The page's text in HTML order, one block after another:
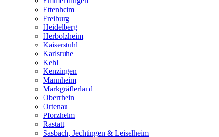
Ettenheim
Freiburg
Heidelberg
Herbolzheim
Kaiserstuhl
Karlsruhe
Kehl
Kenzingen
Mannheim
Markgräflerland
Oberrhein
Ortenau
Pforzheim
Rastatt
Sasbach, Jechtingen & Leiselheim